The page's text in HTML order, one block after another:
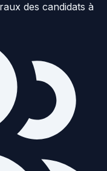
des candidats à